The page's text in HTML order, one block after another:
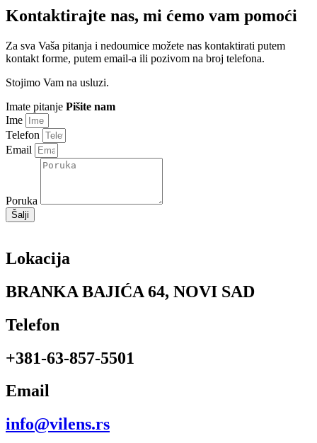
Kontaktirajte nas, mi ćemo vam pomoći
Za sva Vaša pitanja i nedoumice možete nas kontaktirati putem
kontakt forme, putem email-a ili pozivom na broj telefona.
Stojimo Vam na usluzi.
Imate pitanje Pišite nam
Ime
Telefon
Email
Poruka
Šalji
Lokacija
BRANKA BAJIĆA 64, NOVI SAD
Telefon
+381-63-857-5501
Email
info@vilens.rs